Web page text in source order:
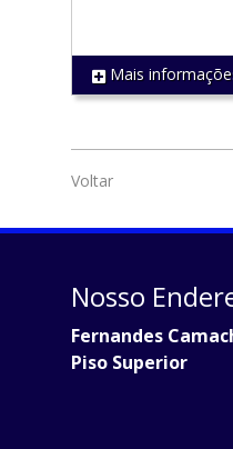
REF 1475
Mais
Voltar
Nosso
Fernandes
Piso Superior